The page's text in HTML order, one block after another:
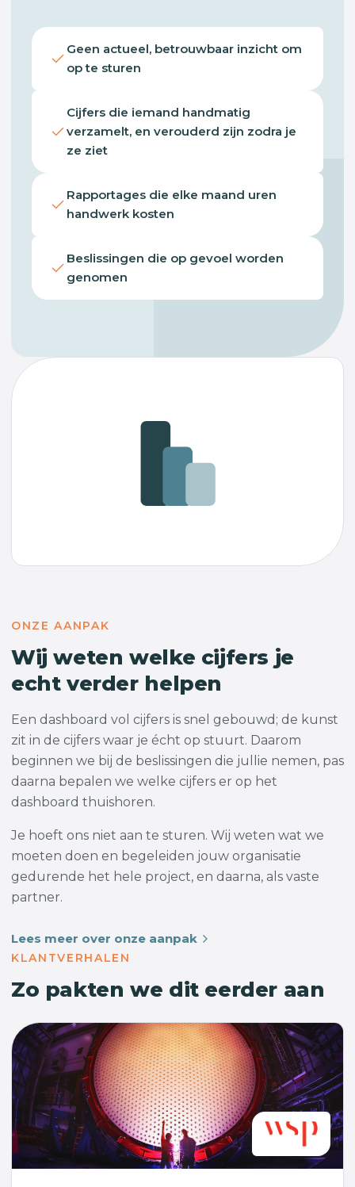
Geen actueel, betrouwbaar inzicht om
op te sturen
Cijfers die iemand handmatig
verzamelt, en verouderd zijn zodra je
ze ziet
Rapportages die elke maand uren
handwerk kosten
Beslissingen die op gevoel worden
genomen
ONZE AANPAK
Wij weten welke cijfers je
echt verder helpen
Een dashboard vol cijfers is snel gebouwd; de kunst
zit in de cijfers waar je écht op stuurt. Daarom
beginnen we bij de beslissingen die jullie nemen, pas
daarna bepalen we welke cijfers er op het
dashboard thuishoren.
Je hoeft ons niet aan te sturen. Wij weten wat we
moeten doen en begeleiden jouw organisatie
gedurende het hele project, en daarna, als vaste
partner.
Lees meer over onze aanpak
KLANTVERHALEN
Zo pakten we dit eerder aan